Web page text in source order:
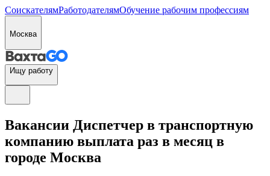
СоискателямРаботодателямОбучение рабочим профессиям
Москва
Ищу работу
Вакансии Диспетчер в транспортную
компанию выплата раз в месяц в
городе Москва